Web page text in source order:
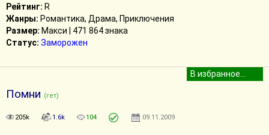
Рейтинг: R
Жанры: Романтика, Драма, Приключения
Размер: Макси | 471 864 знака
Статус: Заморожен
Помни (гет)
205k 1.6k 104 09.11.2009